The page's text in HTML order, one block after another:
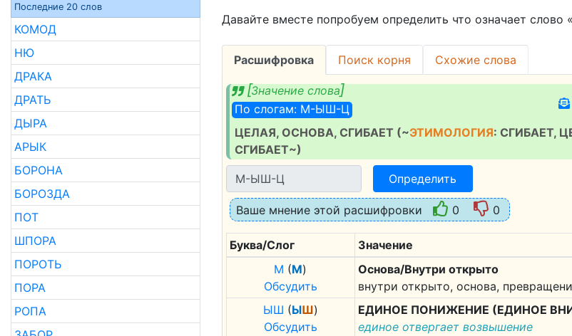
Последние 20 слов
КОМОД
НЮ
ДРАКА
ДРАТЬ
ДЫРА
АРЫК
БОРОНА
БОРОЗДА
ПОТ
ШПОРА
ПОРОТЬ
ПОРА
РОПА
Давайте вместе попробуем определить что означает
Расшифровка Поиск корня Схожие слова
По слогам: М-ЫШ-Ц
ЦЕЛАЯ, ОСНОВА, СГИБАЕТ (~ЭТИМОЛОГИЯ: СГИБАЕТ,
СГИБАЕТ~)
Значение слова
Определить
Ваше мнение этой расшифровки 0 0
Буква/Слог
Значение
М (М)
Обсудить
Основа/Внутри открыто
внутри открыто, основа,
ЫШ (ЫШ)
Обсудить
ЕДИНОЕ ПОНИЖЕНИЕ (ЕДИНОЕ
единое отвергает возвышение